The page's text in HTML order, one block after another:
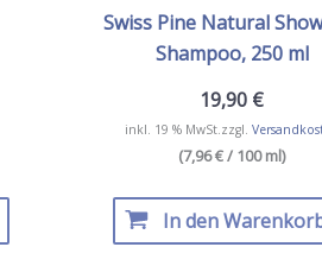
Swiss Pine Natural
Shampoo, 250 ml
19,90 €
inkl. 19 % MwSt.zzgl.
(7,96 € / 100 ml)
In den